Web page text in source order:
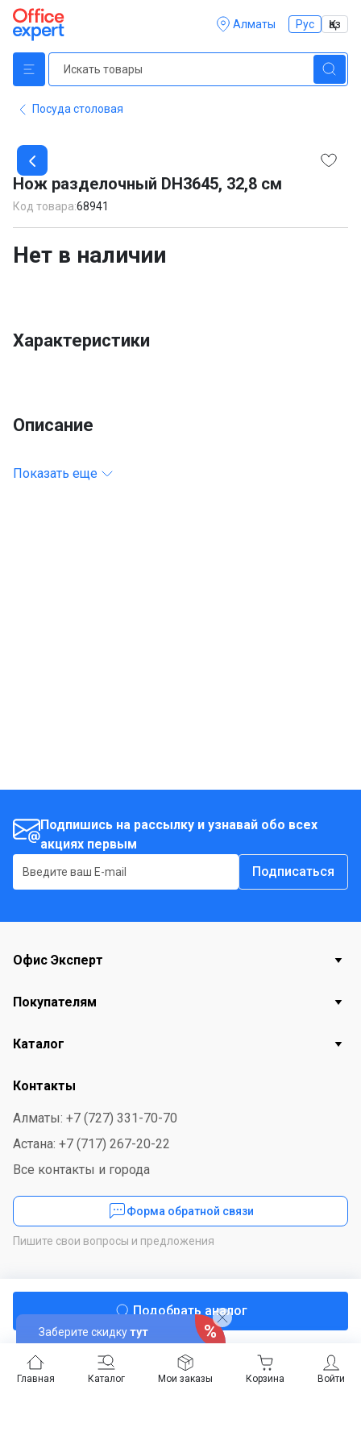
Алматы Рус Қаз
Главная Каталог Войти
Мои заказы Корзина
Посуда столовая
Item
1
of
1
Нож разделочный DH3645, 32,8 см
Код товара:68941
Нет в наличии
Подобрать аналог
Характеристики
Описание
Показать еще
Подпишись на рассылку и узнавай обо всех
акциях первым
Подписаться
Заберите скидкутут
Офис Эксперт
Покупателям
Каталог
Контакты
Алматы: +7 (727) 331-70-70
Астана: +7 (717) 267-20-22
Все контакты и города
Форма обратной связи
Пишите свои вопросы и предложения
Скачайте приложение